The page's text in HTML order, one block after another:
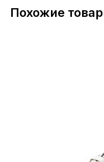
Похожие